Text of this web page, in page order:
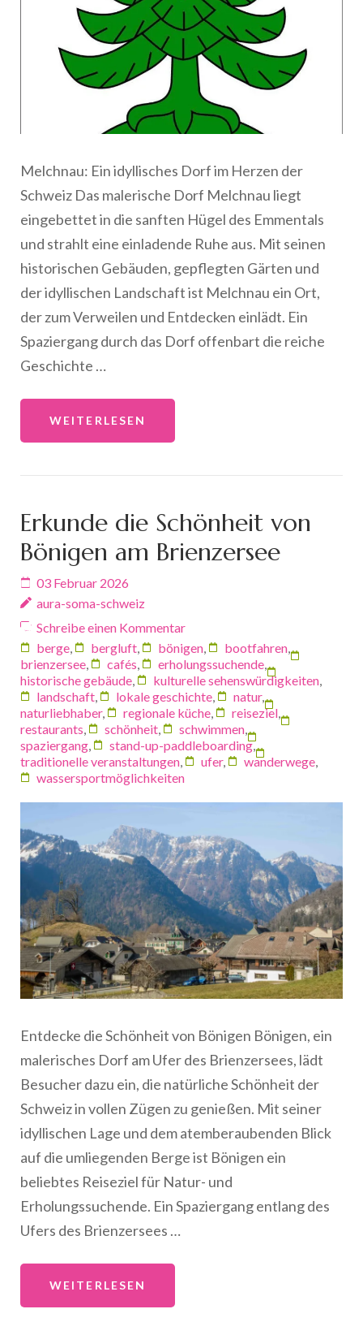
Melchnau: Ein idyllisches Dorf im Herzen der
Schweiz Das malerische Dorf Melchnau liegt
eingebettet in die sanften Hügel des Emmentals
und strahlt eine einladende Ruhe aus. Mit seinen
historischen Gebäuden, gepflegten Gärten und
der idyllischen Landschaft ist Melchnau ein Ort,
der zum Verweilen und Entdecken einlädt. Ein
Spaziergang durch das Dorf offenbart die reiche
Geschichte …
WEITERLESEN
Erkunde die Schönheit von
Bönigen am Brienzersee
03 Februar 2026
aura-soma-schweiz
Schreibe einen Kommentar
berge
bergluft bönigen bootfahren
brienzersee
cafés erholungssuchende
historische gebäude
kulturelle sehenswürdigkeiten
landschaft
lokale geschichte natur,
naturliebhaber, regionale küche reiseziel
restaurants
schönheit schwimmen
spaziergang
stand-up-paddleboarding,
traditionelle veranstaltungen
ufer, wanderwege
wassersportmöglichkeiten
Entdecke die Schönheit von Bönigen Bönigen, ein
malerisches Dorf am Ufer des Brienzersees, lädt
Besucher dazu ein, die natürliche Schönheit der
Schweiz in vollen Zügen zu genießen. Mit seiner
idyllischen Lage und dem atemberaubenden Blick
auf die umliegenden Berge ist Bönigen ein
beliebtes Reiseziel für Natur- und
Erholungssuchende. Ein Spaziergang entlang des
Ufers des Brienzersees …
WEITERLESEN